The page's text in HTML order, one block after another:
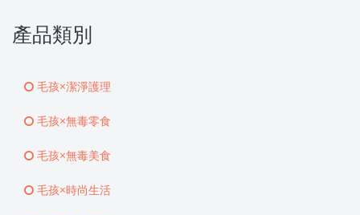
產品類別
毛孩×潔淨護理
毛孩×無毒零食
毛孩×無毒美食
毛孩×時尚生活